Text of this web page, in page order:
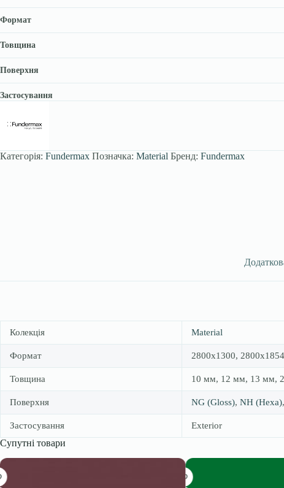
Формат
Товщина
Поверхня
Застосування
Категорія: Fundermax Позначка: Material Бренд: Fundermax
Колекція Material
Формат 2800х1300,
Товщина 10 мм, 12 мм, 13 мм,
Поверхня NG (Gloss), NH (Hexa),
Застосування Exterior
Супутні товари